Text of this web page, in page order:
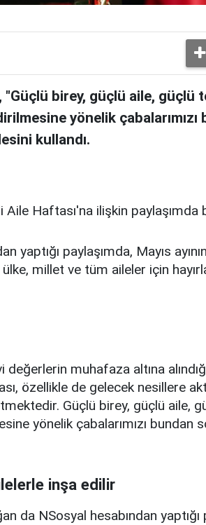
"Güçlü birey, güçlü aile, güçlü
yönelik çabalarımızı
kullandı.
Haftası'na ilişkin paylaşımda
yaptığı paylaşımda, Mayıs
millet ve tüm aileler için
muhafaza altına
özellikle de gelecek nesillere
Güçlü birey, güçlü aile,
yönelik çabalarımızı bundan
inşa edilir
da NSosyal hesabından yaptığı